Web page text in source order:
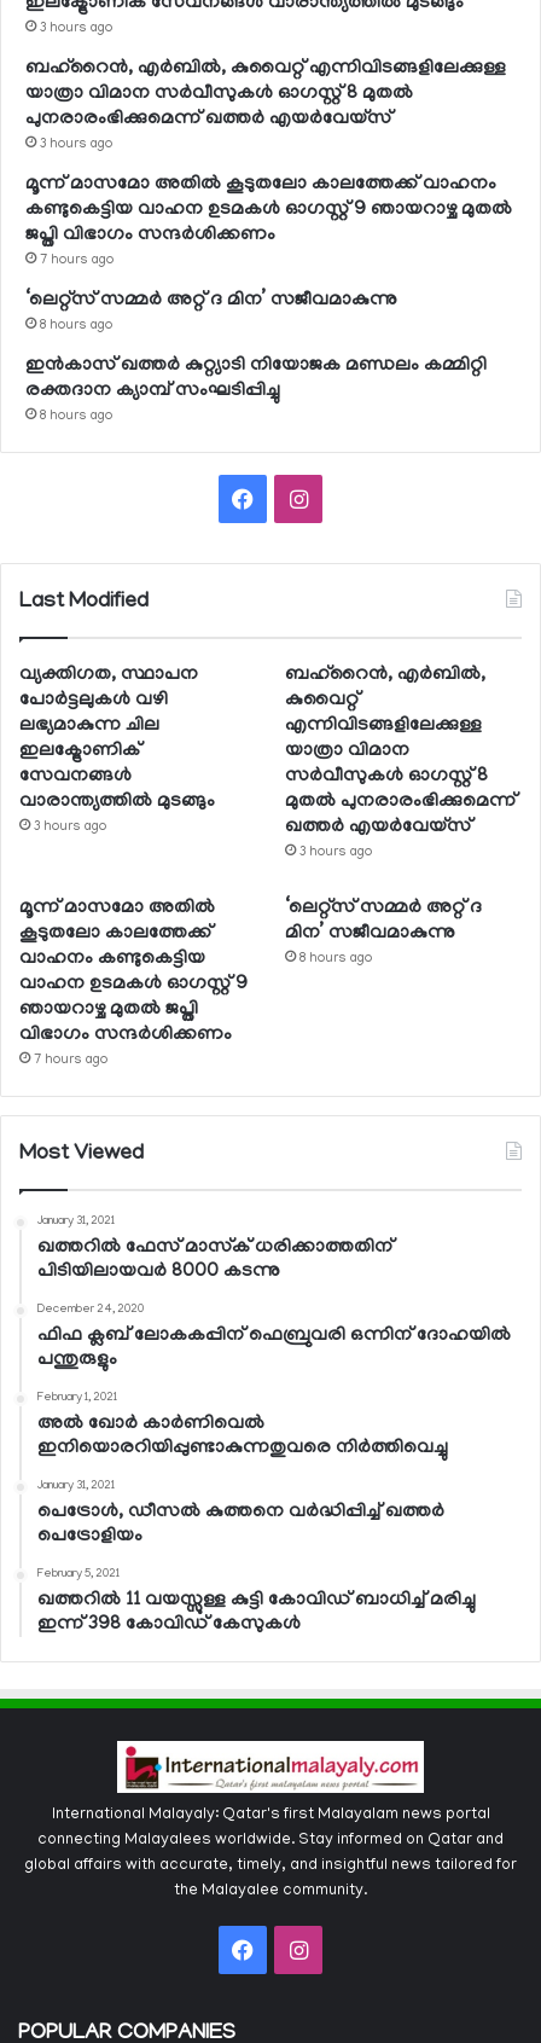
3 hours ago
ബഹ്റൈന്‍, എര്‍ബില്‍, കുവൈറ്റ് എന്നിവിടങ്ങളിലേക്കുള്ള
യാത്രാ വിമാന സര്‍വീസുകള്‍ ഓഗസ്റ്റ് 8 മുതല്‍
പുനരാരംഭിക്കുമെന്ന് ഖത്തര്‍ എയര്‍വേയ്സ്
3 hours ago
മൂന്ന് മാസമോ അതില്‍ കൂടുതലോ കാലത്തേക്ക് വാഹനം
കണ്ടുകെട്ടിയ വാഹന ഉടമകള്‍ ഓഗസ്റ്റ് 9 ഞായറാഴ്ച മുതല്‍
ജപ്തി വിഭാഗം സന്ദര്‍ശിക്കണം
7 hours ago
‘ലെറ്റ്‌സ് സമ്മര്‍ അറ്റ് ദ മിന’ സജീവമാകുന്നു
8 hours ago
ഇന്‍കാസ് ഖത്തര്‍ കുറ്റ്യാടി നിയോജക മണ്ഡലം കമ്മിറ്റി
രക്തദാന ക്യാമ്പ് സംഘടിപ്പിച്ചു
8 hours ago
FacebookInstagram
Last Modified
വ്യക്തിഗത, സ്ഥാപന
പോര്‍ട്ടലുകള്‍ വഴി
ലഭ്യമാകുന്ന ചില
ഇലക്ട്രോണിക്
സേവനങ്ങള്‍
വാരാന്ത്യത്തില്‍ മുടങ്ങും
3 hours ago
ബഹ്റൈന്‍, എര്‍ബില്‍,
കുവൈറ്റ്
എന്നിവിടങ്ങളിലേക്കുള്ള
യാത്രാ വിമാന
സര്‍വീസുകള്‍ ഓഗസ്റ്റ് 8
മുതല്‍ പുനരാരംഭിക്കുമെന്ന്
ഖത്തര്‍ എയര്‍വേയ്സ്
3 hours ago
മൂന്ന് മാസമോ അതില്‍
കൂടുതലോ കാലത്തേക്ക്
വാഹനം കണ്ടുകെട്ടിയ
വാഹന ഉടമകള്‍ ഓഗസ്റ്റ് 9
ഞായറാഴ്ച മുതല്‍ ജപ്തി
വിഭാഗം സന്ദര്‍ശിക്കണം
7 hours ago
‘ലെറ്റ്‌സ് സമ്മര്‍ അറ്റ് ദ
മിന’ സജീവമാകുന്നു
8 hours ago
Most Viewed
January 31, 2021
ഖത്തറില്‍ ഫേസ് മാസ്‌ക് ധരിക്കാത്തതിന്
പിടിയിലായവര്‍ 8000 കടന്നു
December 24, 2020
ഫിഫ ക്ലബ് ലോകകപ്പിന് ഫെബ്രുവരി ഒന്നിന് ദോഹയില്‍
പന്തുരുളും
February 1, 2021
അല്‍ ഖോര്‍ കാര്‍ണിവെല്‍
ഇനിയൊരറിയിപ്പുണ്ടാകുന്നതുവരെ നിര്‍ത്തിവെച്ചു
January 31, 2021
പെട്രോള്‍, ഡീസല്‍ കുത്തനെ വര്‍ദ്ധിപ്പിച്ച് ഖത്തര്‍
പെട്രോളിയം
February 5, 2021
ഖത്തറില്‍ 11 വയസ്സുള്ള കുട്ടി കോവിഡ് ബാധിച്ച് മരിച്ചു
ഇന്ന് 398 കോവിഡ് കേസുകള്‍
International Malayaly: Qatar's first Malayalam news portal
connecting Malayalees worldwide. Stay informed on Qatar and
global affairs with accurate, timely, and insightful news tailored for
the Malayalee community.
FacebookInstagram
POPULAR COMPANIES